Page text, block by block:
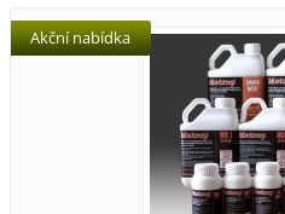
Akční nabídka